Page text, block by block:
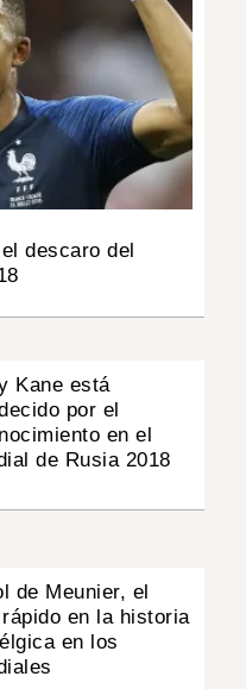
descaro del
Kane está
por el
en el
de Rusia 2018
de Meunier, el
en la historia
en los